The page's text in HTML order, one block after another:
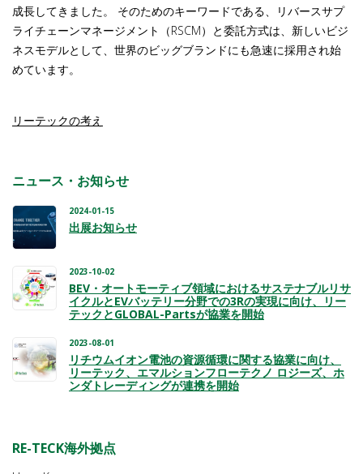
成長してきました。 そのためのキーワードである、リバースサプ
ライチェーンマネージメント（RSCM）と委託方式は、新しいビジ
ネスモデルとして、世界のビッグブランドにも急速に採用され始
めています。
リーテックの考え
ニュース・お知らせ
2024-01-15
出展お知らせ
2023-10-02
BEV・オートモーティブ領域におけるサステナブルリサ
イクルとEVバッテリー分野での3Rの実現に向け、リー
テックとGLOBAL-Partsが協業を開始
2023-08-01
リチウムイオン電池の資源循環に関する協業に向け、
リーテック、エマルションフローテクノ ロジーズ、ホ
ンダトレーディングが連携を開始
RE-TECK海外拠点